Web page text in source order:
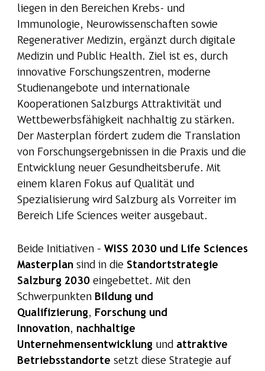
liegen in den Bereichen Krebs- und
Immunologie, Neurowissenschaften sowie
Regenerativer Medizin, ergänzt durch digitale
Medizin und Public Health. Ziel ist es, durch
innovative Forschungszentren, moderne
Studienangebote und internationale
Kooperationen Salzburgs Attraktivität und
Wettbewerbsfähigkeit nachhaltig zu stärken.
Der Masterplan fördert zudem die Translation
von Forschungsergebnissen in die Praxis und die
Entwicklung neuer Gesundheitsberufe. Mit
einem klaren Fokus auf Qualität und
Spezialisierung wird Salzburg als Vorreiter im
Bereich Life Sciences weiter ausgebaut.
Beide Initiativen – WISS 2030 und Life Sciences
Masterplansind in die Standortstrategie
Salzburg 2030eingebettet. Mit den
Schwerpunkten Bildung und
Qualifizierung, Forschung und
Innovation, nachhaltige
Unternehmensentwicklung und attraktive
Betriebsstandorte setzt diese Strategie auf